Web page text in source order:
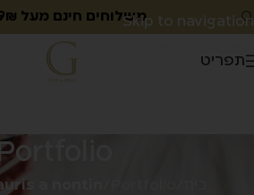
Skip to navigationמשלוחים חינם מעל 299₪!
תפריט
a nontin